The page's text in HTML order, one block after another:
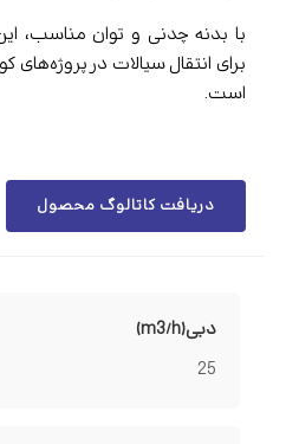
با بدنه چدنی و توان مناسب،
برای انتقال سیالات در
است.
دریافت کاتالوگ محصول
دبی(m3/h)
25